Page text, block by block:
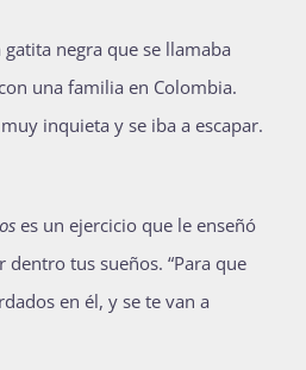
negra que se llamaba
una familia en Colombia.
inquieta y se iba a escapar.
es un ejercicio que le enseñó
tus sueños. “Para que
en él, y se te van a